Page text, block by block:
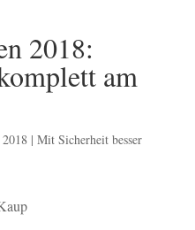
2018:
am
| Mit Sicherheit besser